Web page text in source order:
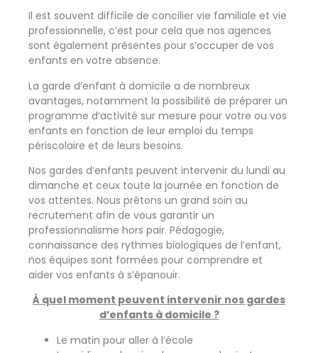
Il est souvent difficile de concilier vie familiale et vie
professionnelle, c’est pour cela que nos agences
sont également présentes pour s’occuper de vos
enfants en votre absence.
La garde d’enfant à domicile a de nombreux
avantages, notamment la possibilité de préparer un
programme d’activité sur mesure pour votre ou vos
enfants en fonction de leur emploi du temps
périscolaire et de leurs besoins.
Nos gardes d’enfants peuvent intervenir du lundi au
dimanche et ceux toute la journée en fonction de
vos attentes. Nous prêtons un grand soin au
recrutement afin de vous garantir un
professionnalisme hors pair. Pédagogie,
connaissance des rythmes biologiques de l’enfant,
nos équipes sont formées pour comprendre et
aider vos enfants à s’épanouir.
À quel moment peuvent intervenir nos gardes
d’enfants à domicile ?
Le matin pour aller à l’école